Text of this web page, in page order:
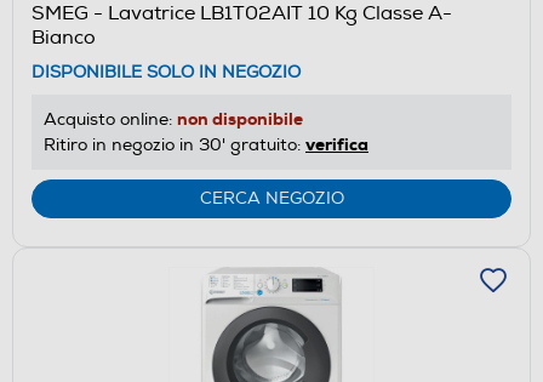
SMEG - Lavatrice LB1T02AIT 10 Kg Classe A-
Bianco
DISPONIBILE SOLO IN NEGOZIO
Acquisto online: non disponibile
Ritiro in negozio in 30' gratuito: verifica
CERCA NEGOZIO